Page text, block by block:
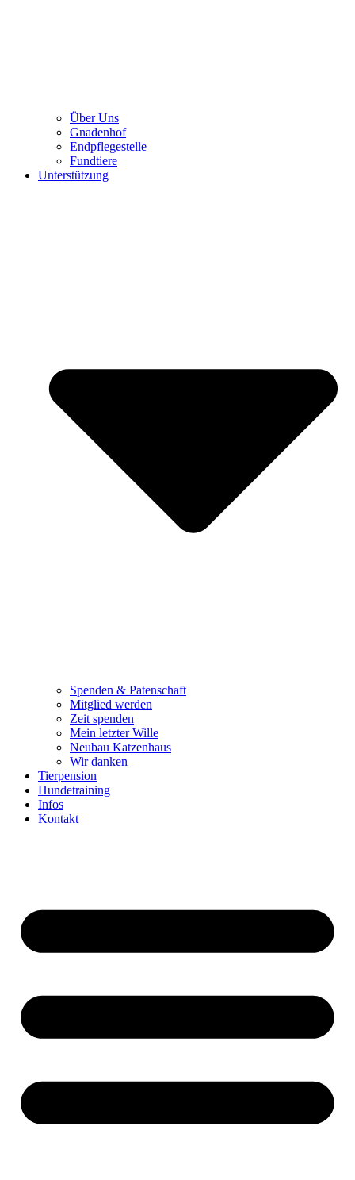
Über Uns
Gnadenhof
Endpflegestelle
Fundtiere
Unterstützung
Spenden & Patenschaft
Mitglied werden
Zeit spenden
Mein letzter Wille
Neubau Katzenhaus
Wir danken
Tierpension
Hundetraining
Infos
Kontakt